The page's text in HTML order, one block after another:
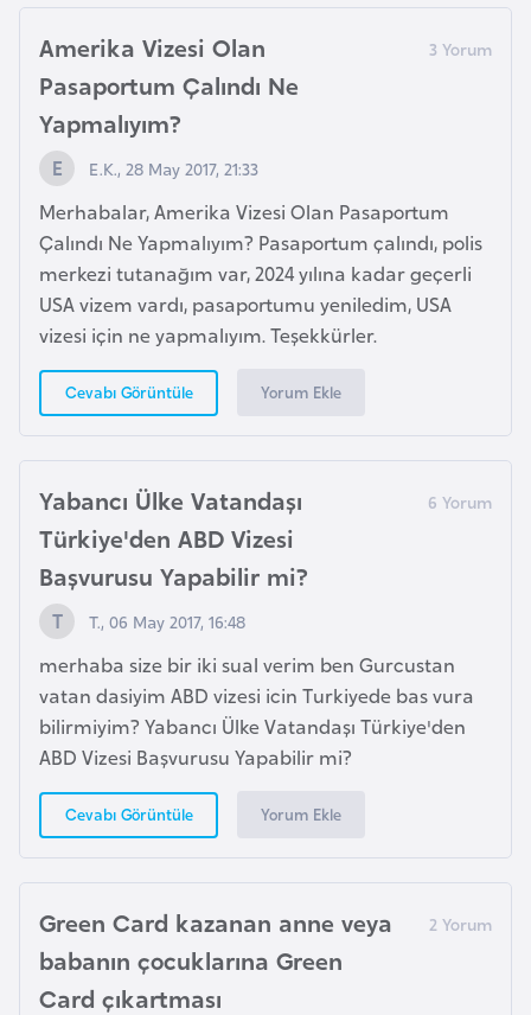
Amerika Vizesi Olan
Pasaportum Çalındı Ne
Yapmalıyım?
E.K., 28 May 2017, 21:33
Merhabalar, Amerika Vizesi Olan Pasaportum
Çalındı Ne Yapmalıyım? Pasaportum çalındı, polis
merkezi tutanağım var, 2024 yılına kadar geçerli
USA vizem vardı, pasaportumu yeniledim, USA
vizesi için ne yapmalıyım. Teşekkürler.
Cevabı Görüntüle Yorum Ekle
Yabancı Ülke Vatandaşı
Türkiye'den ABD Vizesi
Başvurusu Yapabilir mi?
T., 06 May 2017, 16:48
merhaba size bir iki sual verim ben Gurcustan
vatan dasiyim ABD vizesi icin Turkiyede bas vura
bilirmiyim? Yabancı Ülke Vatandaşı Türkiye'den
ABD Vizesi Başvurusu Yapabilir mi?
Cevabı Görüntüle Yorum Ekle
Green Card kazanan anne veya
babanın çocuklarına Green
Card çıkartması
a
n
y
a
İ
s
r
a
i
l
v
e
ç
İ
s
v
i
ç
r
t
a
l